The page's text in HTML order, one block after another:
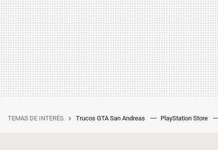
TEMAS DE INTERÉS Trucos GTA San Andreas PlayStation Store